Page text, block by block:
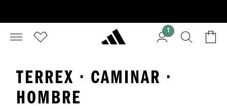
1
TERREX · CAMINAR ·
HOMBRE